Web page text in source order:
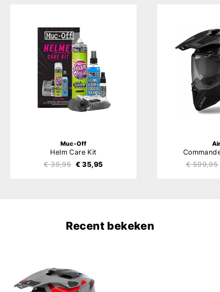
Muc-Off
Helm Care Kit
€ 39,95 € 35,95
€ 599,95
Recent bekeken